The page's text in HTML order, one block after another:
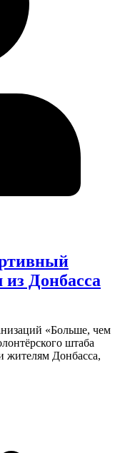
Донбасса
«Больше, чем
штаба
жителям Донбасса,